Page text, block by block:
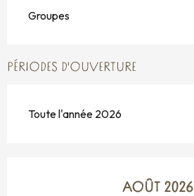
Groupes
PÉRIODES D'OUVERTURE
Toute l'année 2026
AOÛT 2026